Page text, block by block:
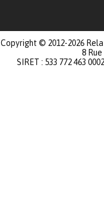
Copyright © 2012-2026
8
SIRET : 533 772 463